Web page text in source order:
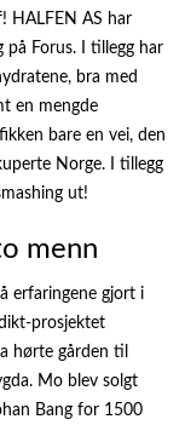
HALFEN AS har
Forus. I tillegg har
bra med
en mengde
bare en vei, den
Norge. I tillegg
ut!
menn
erfaringene gjort i
prosjektet
hørte gården til
Mo blev solgt
Bang for 1500